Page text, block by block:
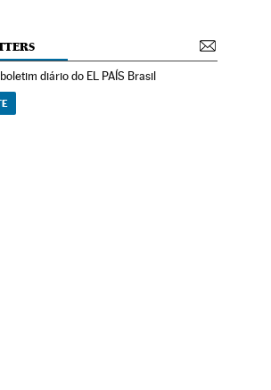
diário do EL PAÍS Brasil